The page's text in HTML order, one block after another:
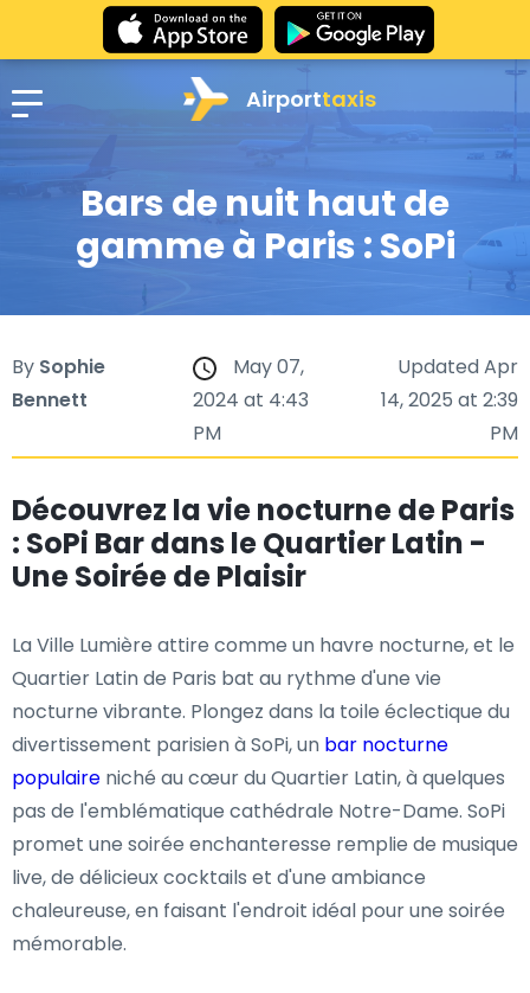
Airporttaxis
Bars de nuit haut de
gamme à Paris : SoPi
By Sophie
Bennett
May 07,
2024 at 4:43
PM
Updated Apr
14, 2025 at 2:39
PM
Découvrez la vie nocturne de Paris
: SoPi Bar dans le Quartier Latin -
Une Soirée de Plaisir
La Ville Lumière attire comme un havre nocturne, et le
Quartier Latin de Paris bat au rythme d'une vie
nocturne vibrante. Plongez dans la toile éclectique du
divertissement parisien à SoPi, un bar nocturne
populaire niché au cœur du Quartier Latin, à quelques
pas de l'emblématique cathédrale Notre-Dame. SoPi
promet une soirée enchanteresse remplie de musique
live, de délicieux cocktails et d'une ambiance
chaleureuse, en faisant l'endroit idéal pour une soirée
mémorable.